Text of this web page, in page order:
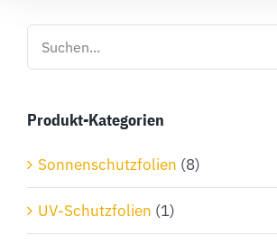
Produkt-Kategorien
Sonnenschutzfolien (8)
UV-Schutzfolien (1)